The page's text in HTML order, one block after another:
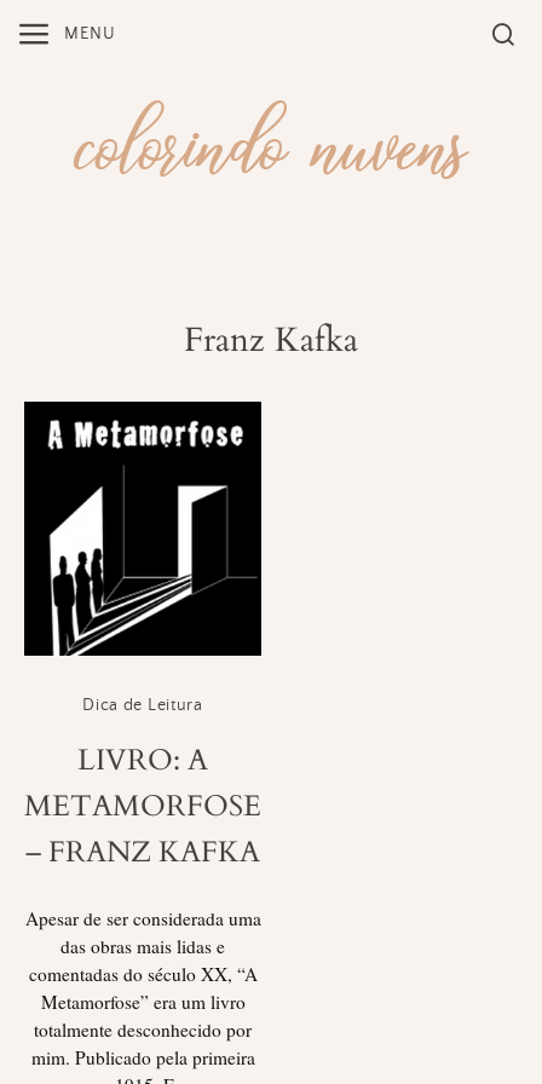
MENU
Franz Kafka
Dica de Leitura
LIVRO: A
METAMORFOSE
– FRANZ KAFKA
Apesar de ser considerada uma
das obras mais lidas e
comentadas do século XX, “A
Metamorfose” era um livro
totalmente desconhecido por
mim. Publicado pela primeira